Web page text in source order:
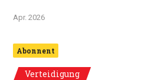
Apr. 2026
Abonnent
Verteidigung